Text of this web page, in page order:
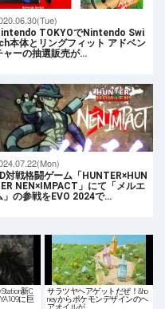
TOKYOでNintendo Swi
本体とリングフィット アドベン
ャーの抽選販売が…
対戦格闘ゲーム「HUNTER×HUN
NEN×IMPACT」にて「メルエ
」の参戦をEVO 2024で…
新C
に巨
サラツヤヘアゲットだぜ！&ho
neyからポケモンデザインのヘ
アオイルが…